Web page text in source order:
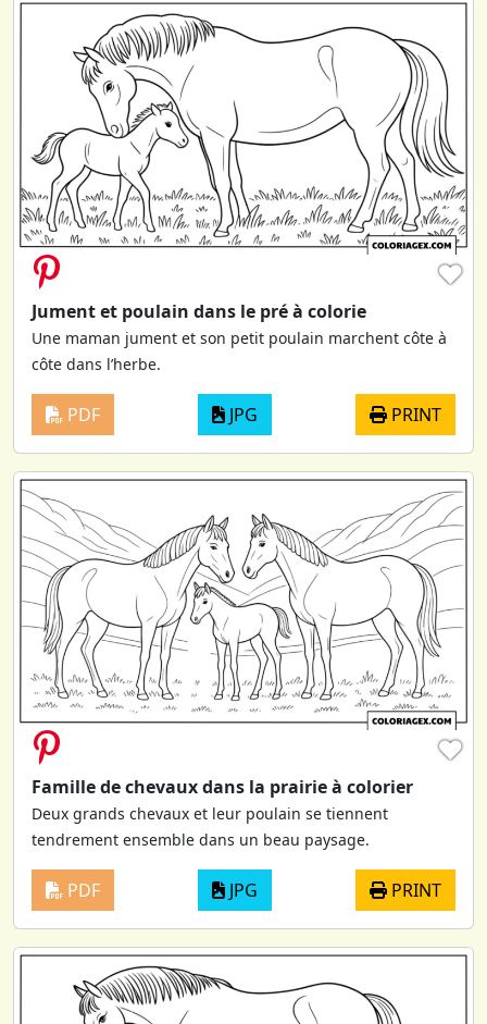
♥
Jument et poulain dans le pré à colorie
Une maman jument et son petit poulain marchent côte à
côte dans l’herbe.
PDF JPG PRINT
♥
Famille de chevaux dans la prairie à colorier
Deux grands chevaux et leur poulain se tiennent
tendrement ensemble dans un beau paysage.
PDF JPG PRINT